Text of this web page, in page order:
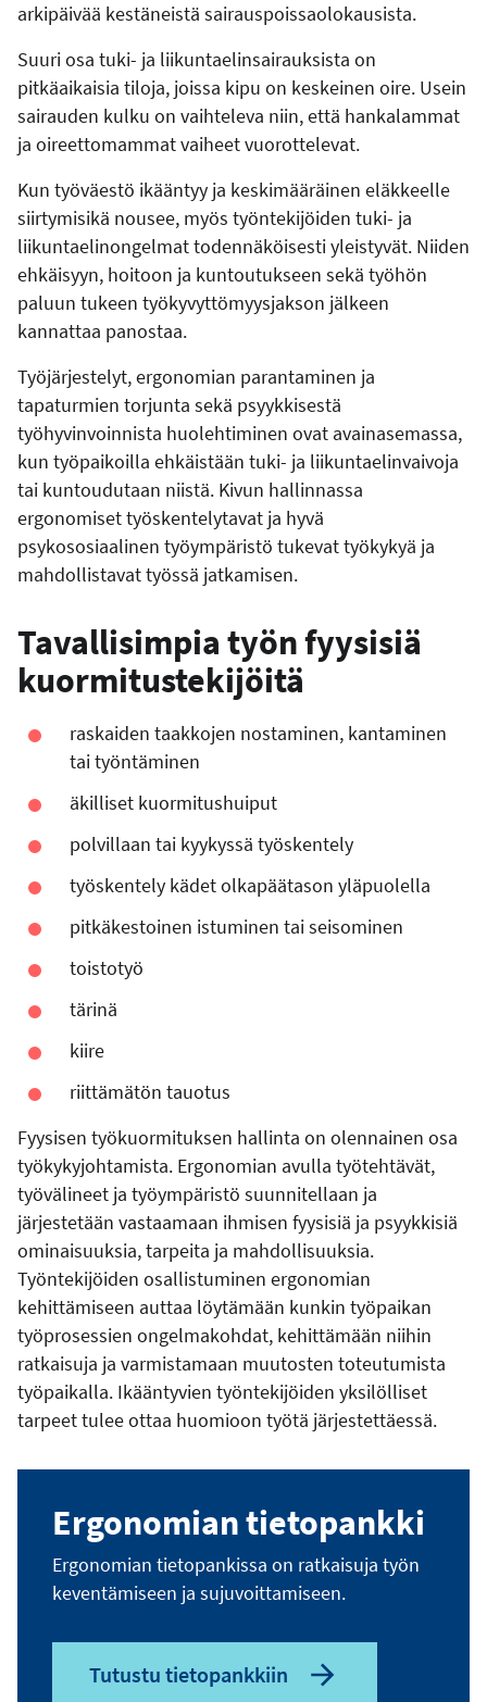
arkipäivää kestäneistä sairauspoissaolokausista.
Suuri osa tuki- ja liikuntaelinsairauksista on
pitkäaikaisia tiloja, joissa kipu on keskeinen oire. Usein
sairauden kulku on vaihteleva niin, että hankalammat
ja oireettomammat vaiheet vuorottelevat.
Kun työväestö ikääntyy ja keskimääräinen eläkkeelle
siirtymisikä nousee, myös työntekijöiden tuki- ja
liikuntaelinongelmat todennäköisesti yleistyvät. Niiden
ehkäisyyn, hoitoon ja kuntoutukseen sekä työhön
paluun tukeen työkyvyttömyysjakson jälkeen
kannattaa panostaa.
Työjärjestelyt, ergonomian parantaminen ja
tapaturmien torjunta sekä psyykkisestä
työhyvinvoinnista huolehtiminen ovat avainasemassa,
kun työpaikoilla ehkäistään tuki- ja liikuntaelinvaivoja
tai kuntoudutaan niistä. Kivun hallinnassa
ergonomiset työskentelytavat ja hyvä
psykososiaalinen työympäristö tukevat työkykyä ja
mahdollistavat työssä jatkamisen.
Tavallisimpia työn fyysisiä
kuormitustekijöitä
raskaiden taakkojen nostaminen, kantaminen
tai työntäminen
äkilliset kuormitushuiput
polvillaan tai kyykyssä työskentely
työskentely kädet olkapäätason yläpuolella
pitkäkestoinen istuminen tai seisominen
toistotyö
tärinä
kiire
riittämätön tauotus
Fyysisen työkuormituksen hallinta on olennainen osa
työkykyjohtamista. Ergonomian avulla työtehtävät,
työvälineet ja työympäristö suunnitellaan ja
järjestetään vastaamaan ihmisen fyysisiä ja psyykkisiä
ominaisuuksia, tarpeita ja mahdollisuuksia.
Työntekijöiden osallistuminen ergonomian
kehittämiseen auttaa löytämään kunkin työpaikan
työprosessien ongelmakohdat, kehittämään niihin
ratkaisuja ja varmistamaan muutosten toteutumista
työpaikalla. Ikääntyvien työntekijöiden yksilölliset
tarpeet tulee ottaa huomioon työtä järjestettäessä.
Ergonomian tietopankki
Ergonomian tietopankissa on ratkaisuja työn
keventämiseen ja sujuvoittamiseen.
Tutustu tietopankkiin